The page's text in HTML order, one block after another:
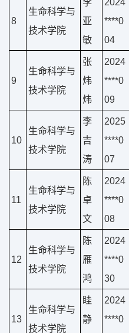
8
生命科学与
技术学院
亚
敏
****0
04
9
生命科学与
技术学院
张
炜
炜
2024
****0
09
10
生命科学与
技术学院
李
吉
涛
2025
****0
07
11
生命科学与
技术学院
陈
卓
文
2024
****0
08
12
生命科学与
技术学院
陈
雁
鸿
2024
****0
30
13
生命科学与
技术学院
眭
静
2024
****0